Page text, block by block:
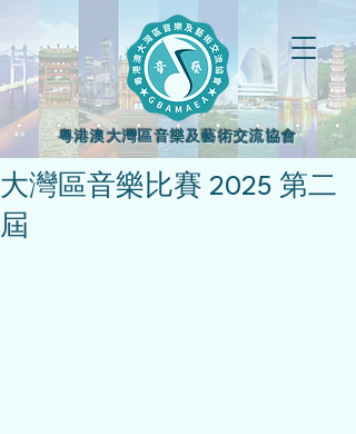
粵港澳大灣區音樂及藝術交流協會
大灣區音樂比賽 2025 第二
屆